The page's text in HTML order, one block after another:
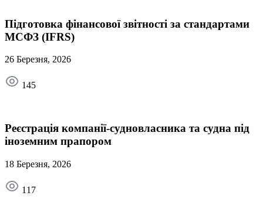
Підготовка фінансової звітності за стандартами
МСФЗ (IFRS)
26 Березня, 2026
145
Реєстрація компанії-судновласника та судна під
іноземним прапором
18 Березня, 2026
117